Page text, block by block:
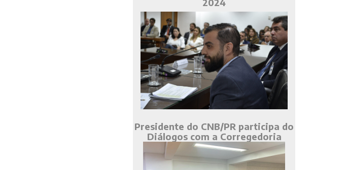
Presidente do CNB/PR participa do
Diálogos com a Corregedoria